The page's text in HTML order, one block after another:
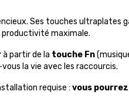
Ses touches ultraplates
productivité maximale.
à partir de la touche Fn
la vie avec les raccourcis.
requise : vous